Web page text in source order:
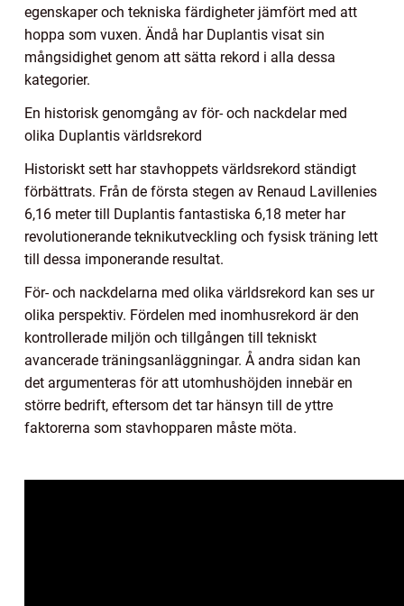
egenskaper och tekniska färdigheter jämfört med att
hoppa som vuxen. Ändå har Duplantis visat sin
mångsidighet genom att sätta rekord i alla dessa
kategorier.
En historisk genomgång av för- och nackdelar med
olika Duplantis världsrekord
Historiskt sett har stavhoppets världsrekord ständigt
förbättrats. Från de första stegen av Renaud Lavillenies
6,16 meter till Duplantis fantastiska 6,18 meter har
revolutionerande teknikutveckling och fysisk träning lett
till dessa imponerande resultat.
För- och nackdelarna med olika världsrekord kan ses ur
olika perspektiv. Fördelen med inomhusrekord är den
kontrollerade miljön och tillgången till tekniskt
avancerade träningsanläggningar. Å andra sidan kan
det argumenteras för att utomhushöjden innebär en
större bedrift, eftersom det tar hänsyn till de yttre
faktorerna som stavhopparen måste möta.